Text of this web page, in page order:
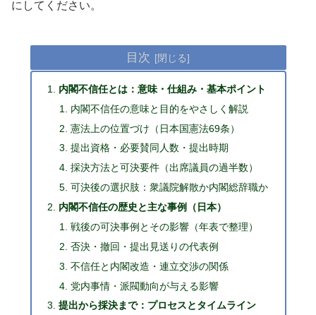
にしてください。
目次
内閣不信任とは：意味・仕組み・基本ポイント
内閣不信任の意味と目的をやさしく解説
憲法上の位置づけ（日本国憲法69条）
提出資格・必要賛同人数・提出時期
採決方法と可決要件（出席議員の過半数）
可決後の選択肢：衆議院解散か内閣総辞職か
内閣不信任の歴史と主な事例（日本）
戦後の可決事例とその影響（年表で整理）
否決・撤回・提出見送りの代表例
不信任と内閣改造・連立交渉の関係
党内事情・派閥動向が与える影響
提出から採決まで：プロセスとタイムライン